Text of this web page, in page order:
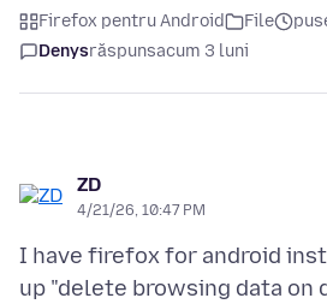
Firefox pentru Android File
Denysrăspunsacum 3 luni
ZD
4/21/26, 10:47 PM
I have firefox for android
up "delete browsing data on